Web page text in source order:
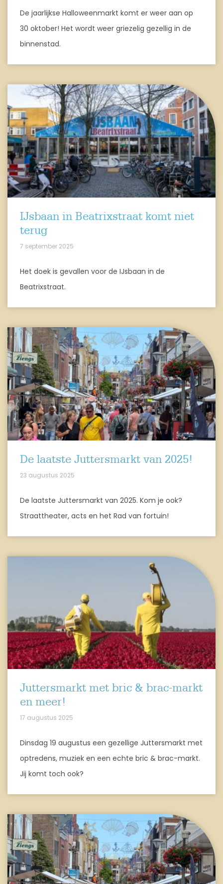
De jaarlijkse Halloweenmarkt komt er weer aan op
30 oktober! Het wordt weer griezelig gezellig in de
binnenstad.
IJsbaan in Beatrixstraat komt niet
terug
7 september 2025
Het doek is gevallen voor de IJsbaan in de
Beatrixstraat.
De laatste Juttersmarkt van 2025!
23 augustus 2025
De laatste Juttersmarkt van 2025. Kom je ook?
Straattheater, acts en het Rad van fortuin!
Juttersmarkt met bric & brac-markt
en meer!
17 augustus 2025
Dinsdag 19 augustus een gezellige Juttersmarkt met
optredens, muziek en een echte bric & brac-markt.
Jij komt toch ook?